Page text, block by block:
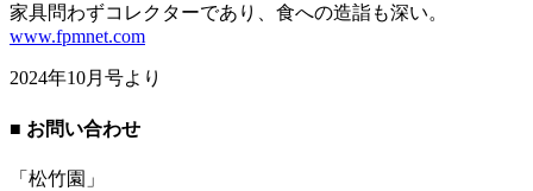
家具問わずコレクターであり、食への造詣も深い。
www.fpmnet.com
2024年10月号より
■ お問い合わせ
「松竹園」